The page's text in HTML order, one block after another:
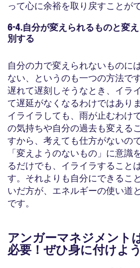
って心に余裕を取り戻すことが
6-4.自分が変えられるものと変
別する
自分の力で変えられないものに
ない、というのも一つの方法で
遅れて遅刻しそうなとき、イラ
て遅延がなくなるわけではあり
イライラしても、雨が止むわけ
の気持ちや自分の過去も変える
すから、考えても仕方がないの
「変えようのないもの」に意識
るだけでも、イライラすること
す。それよりも自分にできるこ
いだ方が、エネルギーの使い道
です。
アンガーマネジメント
必要！ぜひ身に付けよう